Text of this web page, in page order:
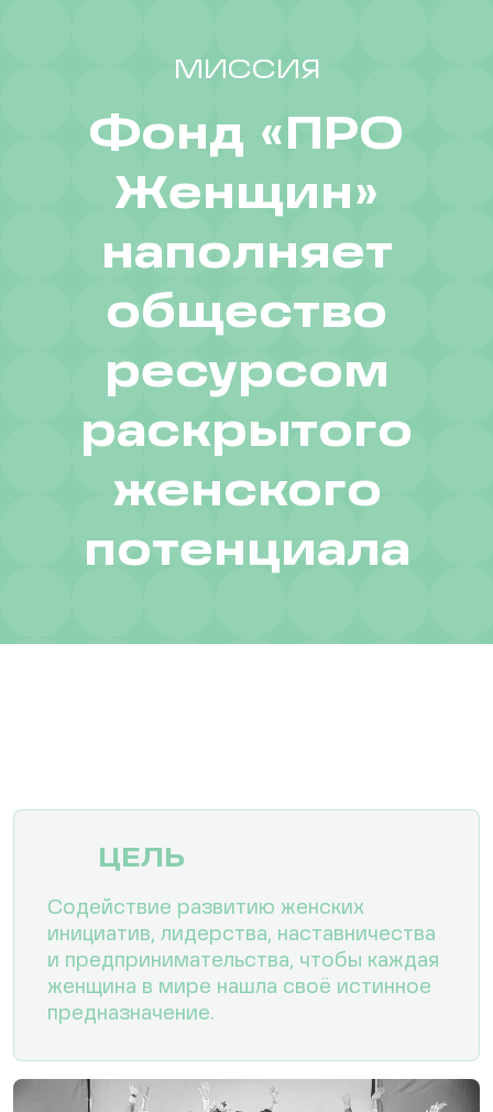
МИССИЯ
Фонд «ПРО
Женщин»
наполняет
общество
ресурсом
раскрытого
женского
потенциала
ЦЕЛЬ
Содействие развитию женских
инициатив, лидерства, наставничества
и предпринимательства, чтобы каждая
женщина в мире нашла своё истинное
предназначение.